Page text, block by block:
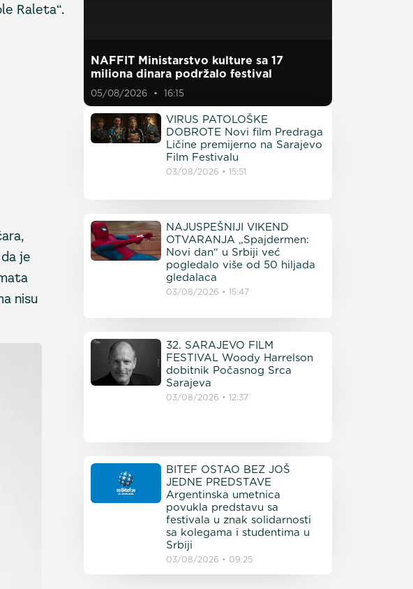
Raleta“.
je
nisu
NAFFIT Ministarstvo kulture sa 17
miliona dinara podržalo festival
05/08/2026 16:15
VIRUS PATOLOŠKE
DOBROTE Novi film Predraga
Ličine premijerno na Sarajevo
Film Festivalu
03/08/2026 15:51
NAJUSPEŠNIJI VIKEND
OTVARANJA „Spajdermen:
Novi dan“ u Srbiji već
pogledalo više od 50 hiljada
gledalaca
03/08/2026 15:47
32. SARAJEVO FILM
FESTIVAL Woody Harrelson
dobitnik Počasnog Srca
Sarajeva
03/08/2026 12:37
BITEF OSTAO BEZ JOŠ
JEDNE PREDSTAVE
Argentinska umetnica
povukla predstavu sa
festivala u znak solidarnosti
sa kolegama i studentima u
Srbiji
03/08/2026 09:25